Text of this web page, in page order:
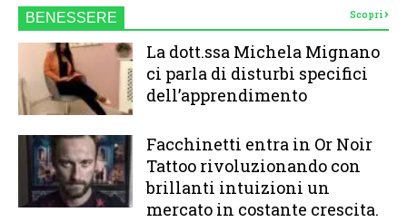
BENESSERE Scopri
La dott.ssa Michela Mignano
ci parla di disturbi specifici
dell’apprendimento
Facchinetti entra in Or Noir
Tattoo rivoluzionando con
brillanti intuizioni un
mercato in costante crescita.